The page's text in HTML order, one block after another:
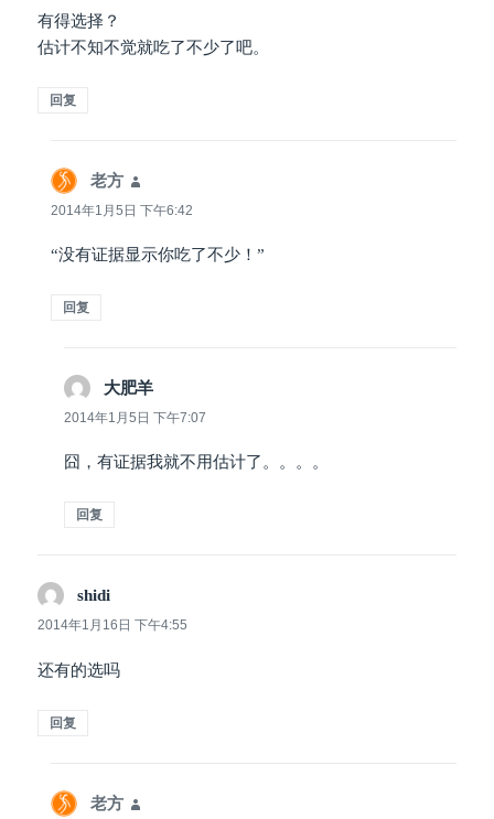
有得选择？
估计不知不觉就吃了不少了吧。
回复
老方
道：
2014年1月5日 下午6:42
“没有证据显示你吃了不少！”
回复
大肥羊
道：
2014年1月5日 下午7:07
囧，有证据我就不用估计了。。。。
回复
shidi
道：
2014年1月16日 下午4:55
还有的选吗
回复
老方